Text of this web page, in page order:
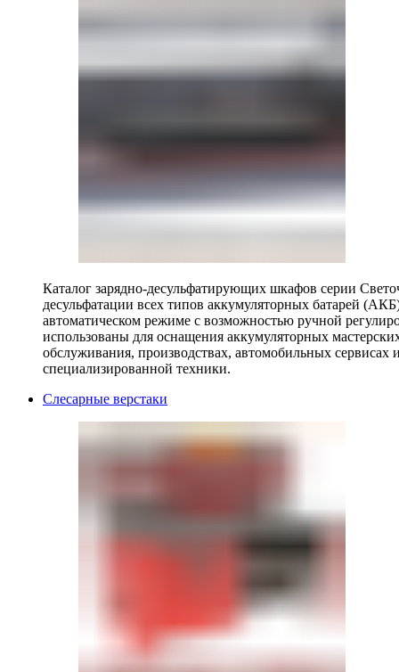
Каталог зарядно-десульфатирующих шкафов серии
десульфатации всех типов аккумуляторных батарей
автоматическом режиме с возможностью ручной
использованы для оснащения аккумуляторных
обслуживания, производствах, автомобильных
специализированной техники.
Слесарные верстаки